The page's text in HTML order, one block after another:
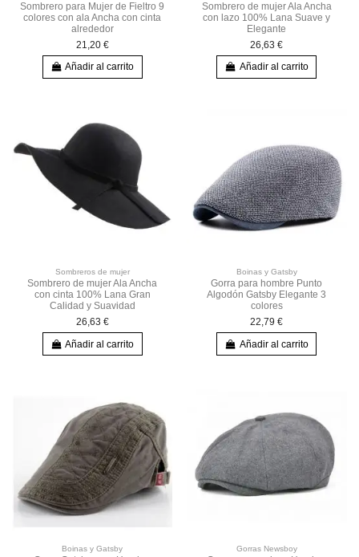
Sombrero para Mujer de Fieltro 9
colores con ala Ancha con cinta
alrededor
21,20 €
Añadir al carrito
Sombrero de mujer Ala Ancha
con lazo 100% Lana Suave y
Elegante
26,63 €
Añadir al carrito
Sombreros de mujer
Sombrero de mujer Ala Ancha
con cinta 100% Lana Gran
Calidad y Suavidad
26,63 €
Añadir al carrito
Boinas y Gatsby
Gorra para hombre Punto
Algodón Gatsby Elegante 3
colores
22,79 €
Añadir al carrito
Boinas y Gatsby Gorras Newsboy